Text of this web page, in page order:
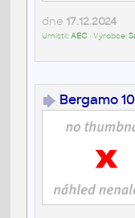
dne 17.12.2024
Umístil:AEC• Výrobce:
Bergamo